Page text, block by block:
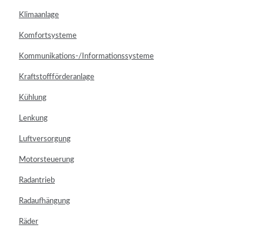
Klimaanlage
Komfortsysteme
Kommunikations-/Informationssysteme
Kraftstoffförderanlage
Kühlung
Lenkung
Luftversorgung
Motorsteuerung
Radantrieb
Radaufhängung
Räder